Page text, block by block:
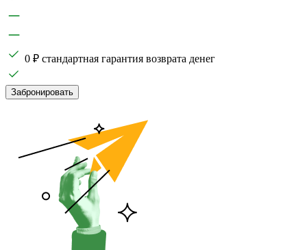
0 ₽ стандартная гарантия возврата денег
Забронировать